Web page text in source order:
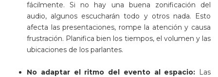
fácilmente. Si no hay una buena zonificación del
audio, algunos escucharán todo y otros nada. Esto
afecta las presentaciones, rompe la atención y causa
frustración. Planifica bien los tiempos, el volumen y las
ubicaciones de los parlantes.
No adaptar el ritmo del evento al espacio: Las